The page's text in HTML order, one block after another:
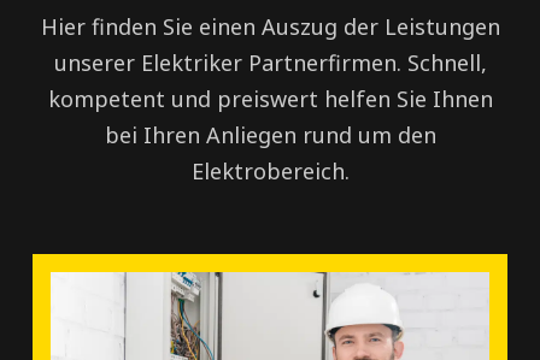
Hier finden Sie einen Auszug der Leistungen
unserer Elektriker Partnerfirmen. Schnell,
kompetent und preiswert helfen Sie Ihnen
bei Ihren Anliegen rund um den
Elektrobereich.